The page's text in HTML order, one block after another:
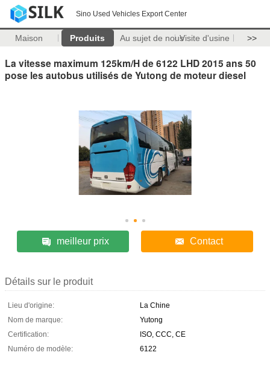
Sino Used Vehicles Export Center
Maison Produits Au sujet de nousVisite d'usine >>
La vitesse maximum 125km/H de 6122 LHD 2015 ans 50
pose les autobus utilisés de Yutong de moteur diesel
meilleur prix Contact
Détails sur le produit
Lieu d'origine:
La Chine
Nom de marque:
Yutong
Certification:
ISO, CCC, CE
Numéro de modèle:
6122